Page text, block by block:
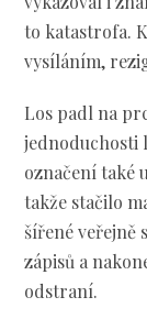
to katastrofa.
vysíláním,
Los padl na
jednoduchosti
označení také
takže stačilo
šířené veřejně
zápisů a
odstraní.